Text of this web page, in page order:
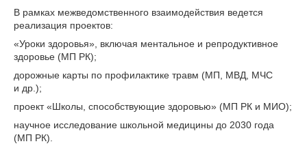
В рамках межведомственного взаимодействия ведется
реализация проектов:
«Уроки здоровья», включая ментальное и репродуктивное
здоровье (МП РК);
дорожные карты по профилактике травм (МП, МВД, МЧС
и др.);
проект «Школы, способствующие здоровью» (МП РК и МИО);
научное исследование школьной медицины до 2030 года
(МП РК).